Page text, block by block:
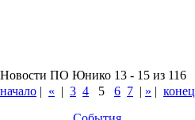
Новости ПО Юнико 13 - 15 из 116
начало | « | 3 4 5 6 7 | » | конец